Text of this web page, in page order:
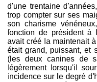
d'une trentaine
trop compter sur ses
son charisme
fonction de président à
avait créé la maintenait
était grand, puissant, et
(les deux canines de
légèrement lorsqu'il
incidence sur le degré